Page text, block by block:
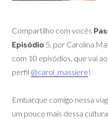
Compartilho com vocês
Episódio 5, por Carolina
com 10 episódios, que vai
perfil @carol_massiere!
Embarque comigo nessa
um pouco mais dessa